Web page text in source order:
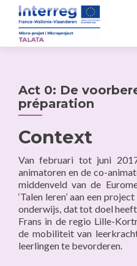
Act 0: De
préparation
Context
Van februari tot juni
animatoren en de co-
middenveld van de
‘Talen leren’ aan een
onderwijs, dat tot doel
Frans in de regio Lille-
de mobiliteit van
leerlingen te bevorderen.